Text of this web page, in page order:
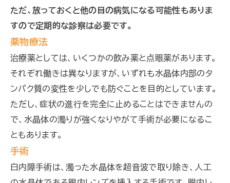
ただ、放っておくと他の目の病気になる可能性もありま
すので定期的な診察は必要です。
薬物療法
治療薬としては、いくつかの飲み薬と点眼薬があります。
それぞれ働きは異なりますが、いずれも水晶体内部のタ
ンパク質の変性を少しでも防ぐことを目的としています。
ただし、症状の進行を完全に止めることはできませんの
で、水晶体の濁りが強くなりやがて手術が必要になるこ
ともあります。
手術
白内障手術は、濁った水晶体を超音波で取り除き、人工